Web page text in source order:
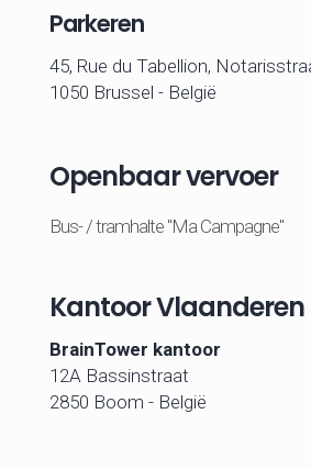
Parkeren
45, Rue du Tabellion,
1050 Brussel - België
Openbaar vervoer
Bus- / tramhalte "Ma Campagne"
Kantoor Vlaanderen
BrainTower kantoor
12A Bassinstraat
2850 Boom - België